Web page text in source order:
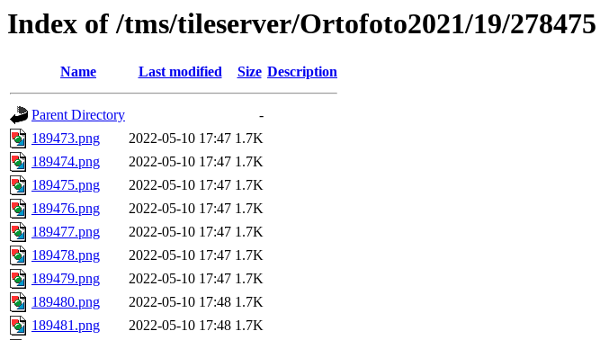
Index of /tms/tileserver/Ortofoto2021/19/278475
Name Last modified Size Description
Parent Directory
-
189473.png
2022-05-10 17:47 1.7K
189474.png
2022-05-10 17:47 1.7K
189475.png
2022-05-10 17:47 1.7K
189476.png
2022-05-10 17:47 1.7K
189477.png
2022-05-10 17:47 1.7K
189478.png
2022-05-10 17:47 1.7K
189479.png
2022-05-10 17:47 1.7K
189480.png
2022-05-10 17:48 1.7K
189481.png
2022-05-10 17:48 1.7K